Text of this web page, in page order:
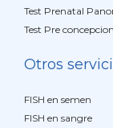
Test Prenatal
Test Pre
Otros
FISH en semen
FISH en sangre